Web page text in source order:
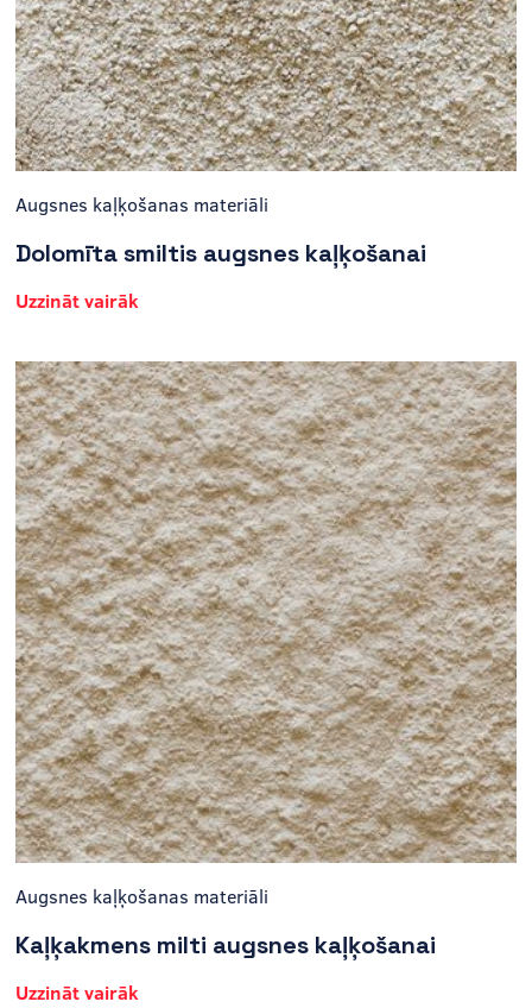
Augsnes kaļķošanas materiāli
Dolomīta smiltis augsnes kaļķošanai
Uzzināt vairāk
Augsnes kaļķošanas materiāli
Kaļķakmens milti augsnes kaļķošanai
Uzzināt vairāk